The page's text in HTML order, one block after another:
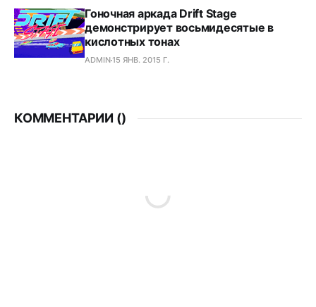
Гоночная аркада Drift Stage
демонстрирует восьмидесятые в
кислотных тонах
ADMIN15 ЯНВ. 2015 Г.
КОММЕНТАРИИ ()